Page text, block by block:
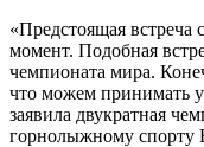
«Предстоящая
момент. Подобная
чемпионата мира.
что можем принимать
заявила двукратная
горнолыжному спорту